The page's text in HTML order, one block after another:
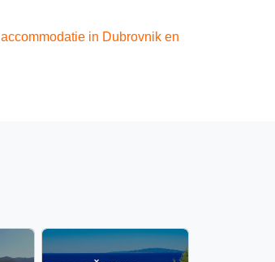
accommodatie in Dubrovnik en